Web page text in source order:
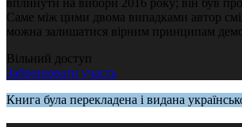
Саме між цими двома випадками автор
можна залишатися вірним принципам
Вільний доступ
Забронювати участь
Книга була перекладена і видана